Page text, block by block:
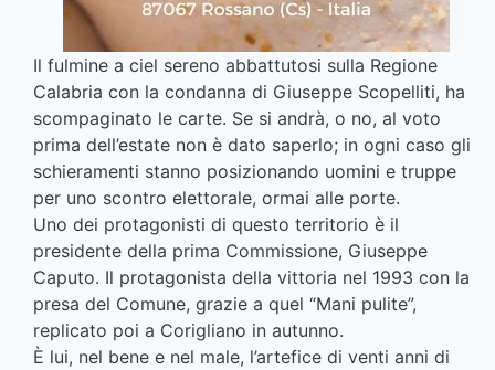
Il fulmine a ciel sereno abbattutosi sulla Regione
Calabria con la condanna di Giuseppe Scopelliti, ha
scompaginato le carte. Se si andrà, o no, al voto
prima dell’estate non è dato saperlo; in ogni caso gli
schieramenti stanno posizionando uomini e truppe
per uno scontro elettorale, ormai alle porte.
Uno dei protagonisti di questo territorio è il
presidente della prima Commissione, Giuseppe
Caputo. Il protagonista della vittoria nel 1993 con la
presa del Comune, grazie a quel “Mani pulite”,
replicato poi a Corigliano in autunno.
È lui, nel bene e nel male, l’artefice di venti anni di